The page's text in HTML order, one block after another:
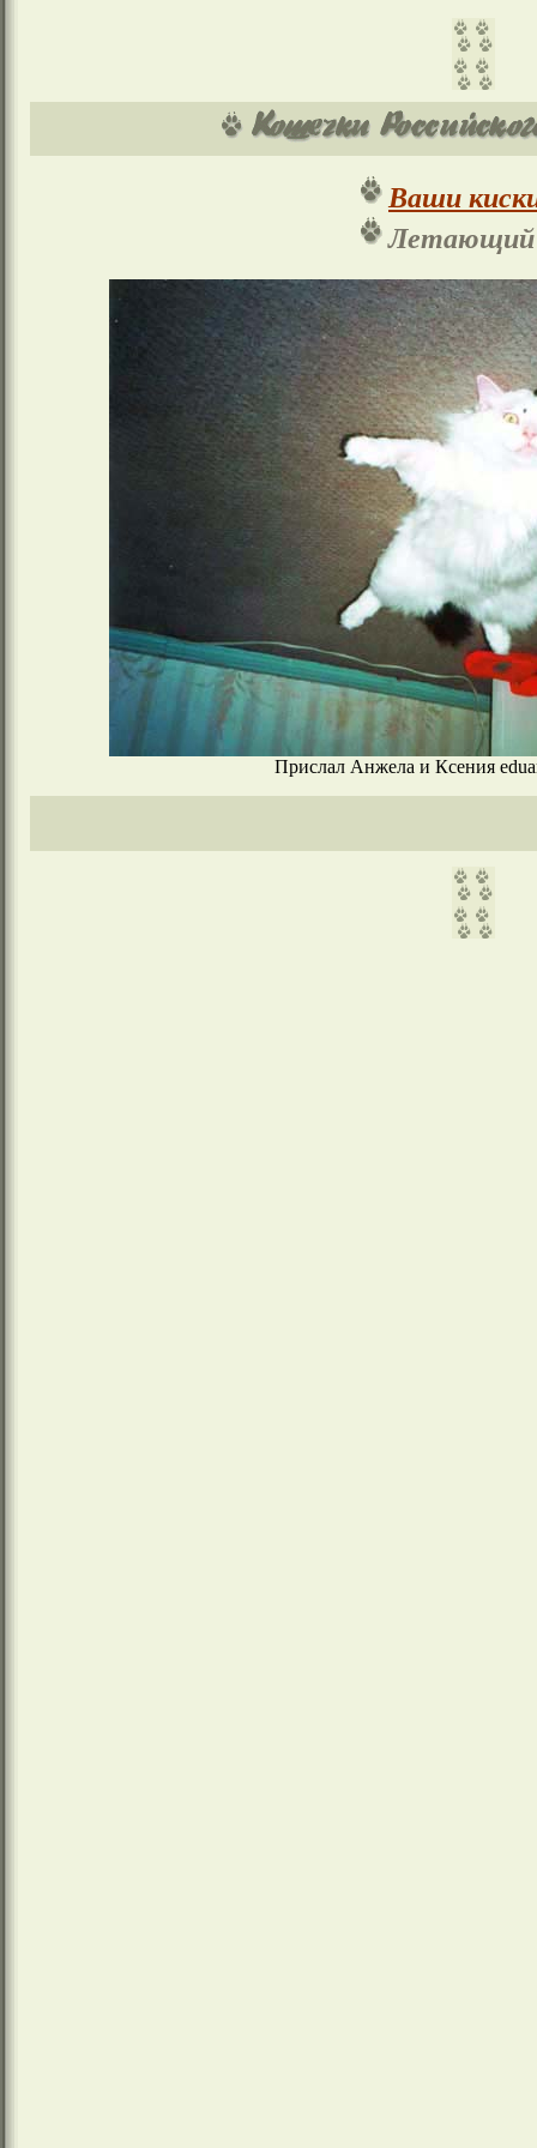
Ваши
Летающий
Прислал Анжела и Ксения